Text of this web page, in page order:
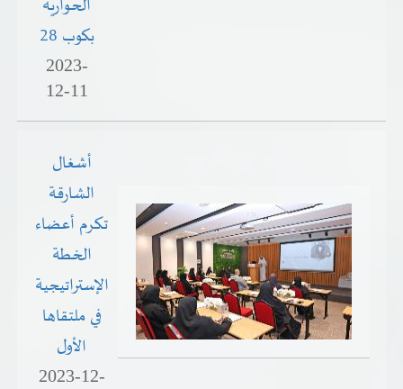
بكوب 28
2023-
12-11
أشغال
الشارقة
تكرم أعضاء
الخطة
الإستراتيجية
في ملتقاها
الأول
2023-12-